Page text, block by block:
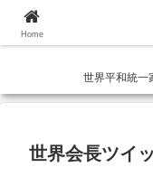
世界平和統一
世界会長ツイ
Home